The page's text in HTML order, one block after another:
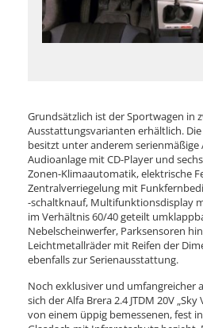
Grundsätzlich ist der Sportwagen in
Ausstattungsvarianten erhältlich. Die
besitzt unter anderem
Audioanlage mit CD-Player und
Zonen-Klimaautomatik, elektrische
Zentralverriegelung mit
-schaltknauf, Multifunktionsdisplay
im Verhältnis 60/40 geteilt
Nebelscheinwerfer, Parksensoren
Leichtmetallräder mit Reifen der
ebenfalls zur Serienausstattung.
Noch exklusiver und umfangreicher
sich der Alfa Brera 2.4 JTDM 20V
von einem üppig bemessenen, fest